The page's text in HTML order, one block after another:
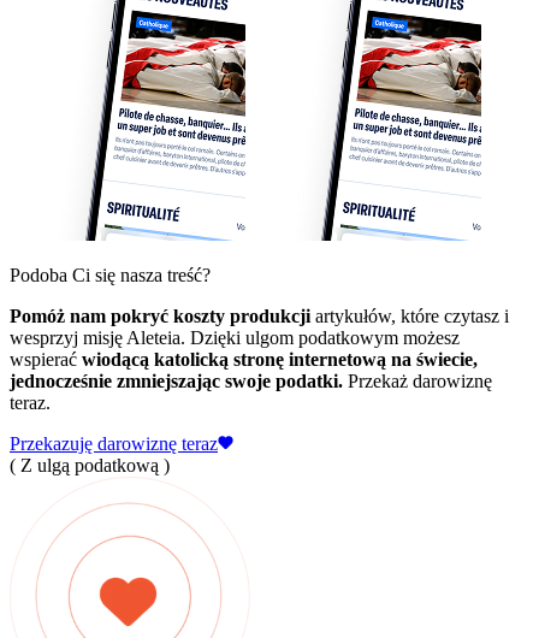
Podoba Ci się nasza treść?
Pomóż nam pokryć koszty produkcji artykułów, które czytasz i
wesprzyj misję Aleteia. Dzięki ulgom podatkowym możesz
wspierać wiodącą katolicką stronę internetową na świecie,
jednocześnie zmniejszając swoje podatki. Przekaż darowiznę
teraz.
Przekazuję darowiznę teraz
( Z ulgą podatkową )